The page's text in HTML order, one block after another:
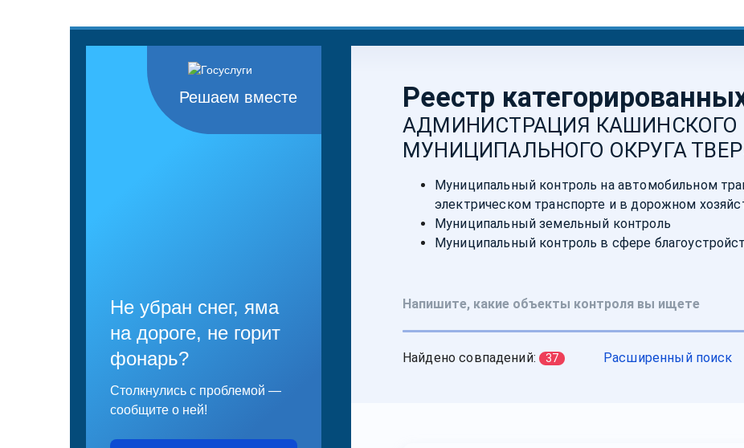
Решаем вместе
Не убран снег, яма
на дороге, не горит
фонарь?
Столкнулись с проблемой —
сообщите о ней!